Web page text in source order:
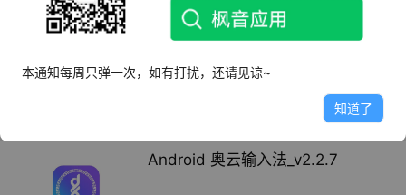
2026年4月15日
Personal Backup_v6.4.6.0
1.4K
Android 奥云输入法_v2.2.7
本通知每周只弹一次，如有打扰，还请见谅~
知道了